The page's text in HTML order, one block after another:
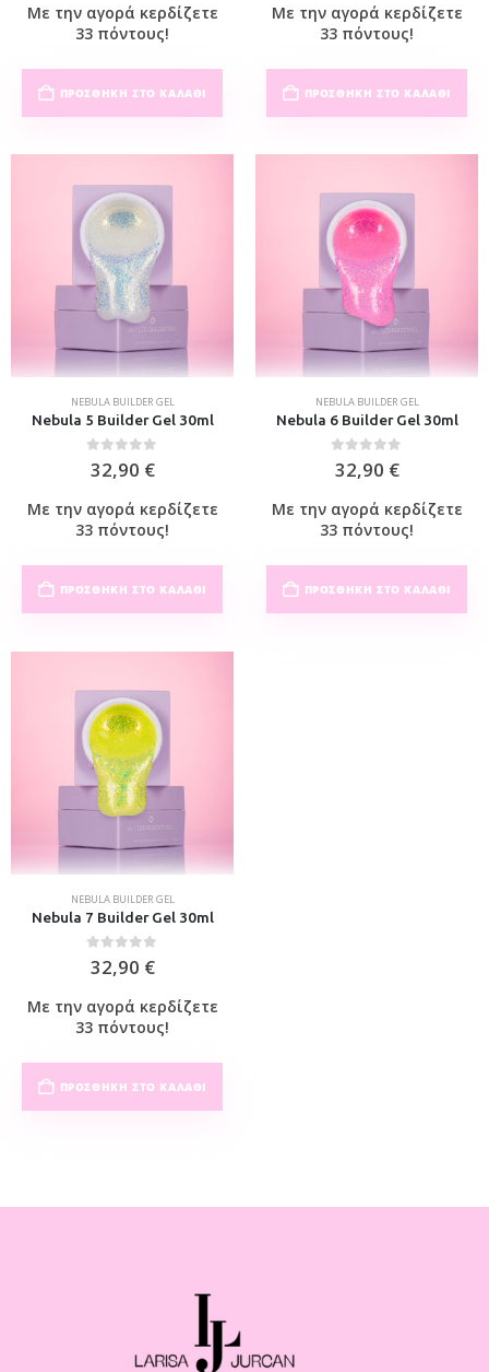
Με την αγορά κερδίζετε
33 πόντους!
ΠΡΟΣΘΉΚΗ ΣΤΟ ΚΑΛΆΘΙ
Με την αγορά κερδίζετε
33 πόντους!
ΠΡΟΣΘΉΚΗ ΣΤΟ ΚΑΛΆΘΙ
NEBULA BUILDER GEL
Nebula 5 Builder Gel 30ml
0out of 5
32,90 €
Με την αγορά κερδίζετε
33 πόντους!
ΠΡΟΣΘΉΚΗ ΣΤΟ ΚΑΛΆΘΙ
NEBULA BUILDER GEL
Nebula 6 Builder Gel 30ml
0out of 5
32,90 €
Με την αγορά κερδίζετε
33 πόντους!
ΠΡΟΣΘΉΚΗ ΣΤΟ ΚΑΛΆΘΙ
NEBULA BUILDER GEL
Nebula 7 Builder Gel 30ml
0out of 5
32,90 €
Με την αγορά κερδίζετε
33 πόντους!
ΠΡΟΣΘΉΚΗ ΣΤΟ ΚΑΛΆΘΙ